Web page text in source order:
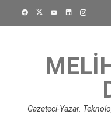
Gazeteci-Yazar.